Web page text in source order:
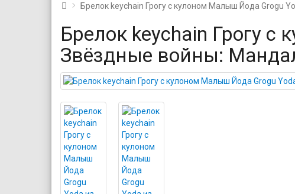
Брелок keychain Грогу с кулоном Малыш Йода Grogu
Брелок keychain Грогу
Звёздные войны: